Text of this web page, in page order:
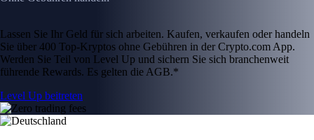
Lassen Sie Ihr Geld für sich arbeiten. Kaufen, verkaufen oder handeln
Sie über 400 Top-Kryptos ohne Gebühren in der Crypto.com App.
Werden Sie Teil von Level Up und sichern Sie sich branchenweit
führende Rewards. Es gelten die AGB.*
Level Up beitreten